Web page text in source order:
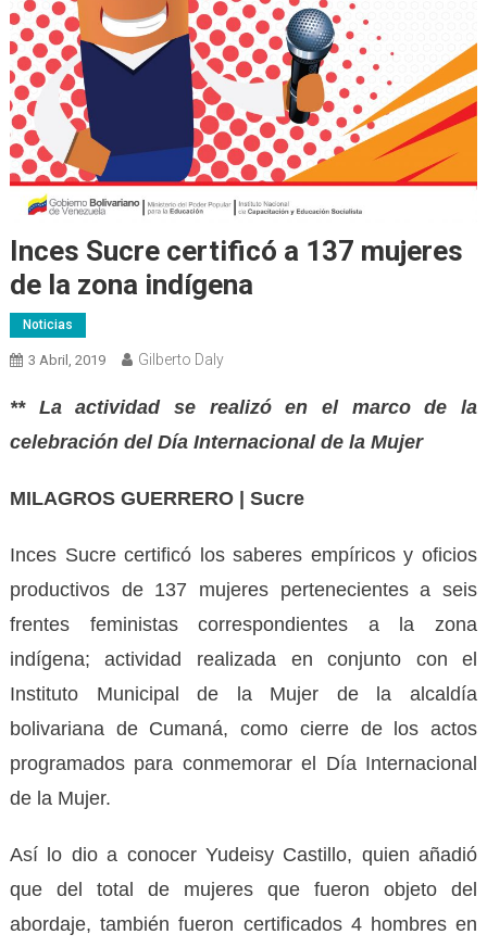
Inces Sucre certificó a 137 mujeres
de la zona indígena
Noticias
3 Abril, 2019 Gilberto Daly
** La actividad se realizó en el marco de la
celebración del Día Internacional de la Mujer
MILAGROS GUERRERO | Sucre
Inces Sucre certificó los saberes empíricos y oficios
productivos de 137 mujeres pertenecientes a seis
frentes feministas correspondientes a la zona
indígena; actividad realizada en conjunto con el
Instituto Municipal de la Mujer de la alcaldía
bolivariana de Cumaná, como cierre de los actos
programados para conmemorar el Día Internacional
de la Mujer.
Así lo dio a conocer Yudeisy Castillo, quien añadió
que del total de mujeres que fueron objeto del
abordaje, también fueron certificados 4 hombres en